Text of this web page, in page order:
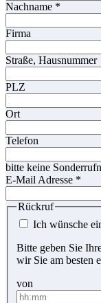
Nachname *
Firma
Straße, Hausnummer
PLZ
Ort
Telefon
bitte keine
E-Mail Adresse *
Rückruf
Ich wünsche
Bitte geben Sie
wir Sie am besten
von